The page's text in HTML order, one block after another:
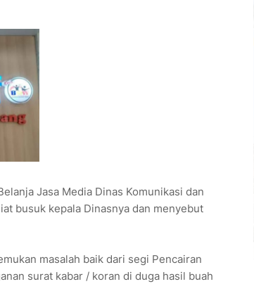
Jasa Media Dinas Komunikasi dan
busuk kepala Dinasnya dan menyebut
masalah baik dari segi Pencairan
surat kabar / koran di duga hasil buah